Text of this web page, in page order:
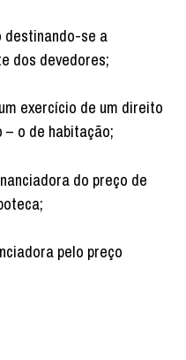
destinando-se a
dos devedores;
exercício de um direito
o de habitação;
do preço de
pelo preço